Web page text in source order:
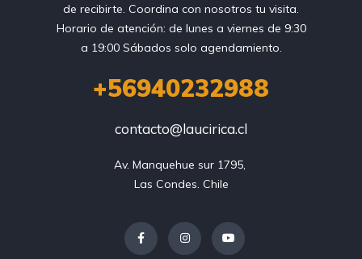
de recibirte. Coordina con nosotros tu visita.
Horario de atención: de lunes a viernes de 9:30
a 19:00 Sábados solo agendamiento.
+56940232988
contacto@laucirica.cl
Av. Manquehue sur 1795,
Las Condes. Chile